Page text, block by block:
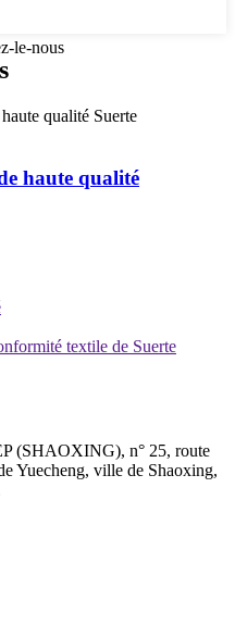
le-nous
haute qualité
textile de Suerte
(SHAOXING), n° 25, route
Yuecheng, ville de Shaoxing,